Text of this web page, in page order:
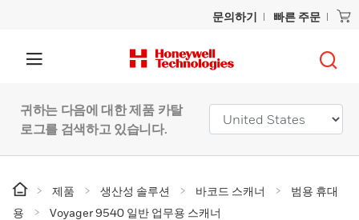
문의하기 빠른 주문
귀하는 다음에 대한 제품 카탈
로그를 검색하고 있습니다.
제품 생산성 솔루션 바코드 스캐너
범용 휴대
용
Voyager 9540 일반 업무용 스캐너